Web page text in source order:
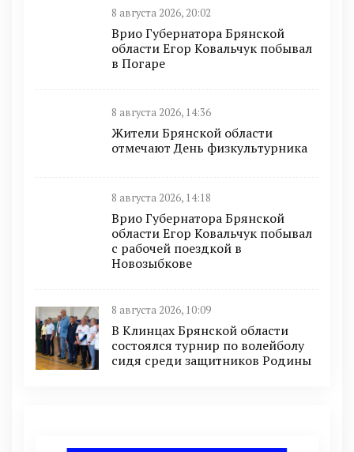
8 августа 2026, 20:02
Врио Губернатора Брянской
области Егор Ковальчук побывал
в Погаре
8 августа 2026, 14:36
Жители Брянской области
отмечают День физкультурника
8 августа 2026, 14:18
Врио Губернатора Брянской
области Егор Ковальчук побывал
с рабочей поездкой в
Новозыбкове
8 августа 2026, 10:09
В Клинцах Брянской области
состоялся турнир по волейболу
сидя среди защитников Родины